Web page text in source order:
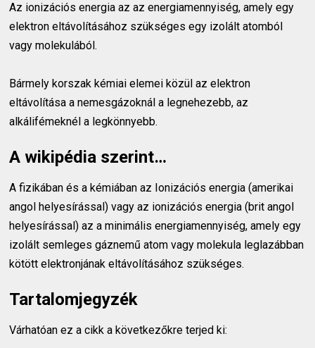
Az ionizációs energia az az energiamennyiség, amely egy
elektron eltávolításához szükséges egy izolált atomból
vagy molekulából.
Bármely korszak kémiai elemei közül az elektron
eltávolítása a nemesgázoknál a legnehezebb, az
alkálifémeknél a legkönnyebb.
A wikipédia szerint…
A fizikában és a kémiában az Ionizációs energia (amerikai
angol helyesírással) vagy az ionizációs energia (brit angol
helyesírással) az a minimális energiamennyiség, amely egy
izolált semleges gáznemű atom vagy molekula leglazábban
kötött elektronjának eltávolításához szükséges.
Tartalomjegyzék
Várhatóan ez a cikk a következőkre terjed ki: